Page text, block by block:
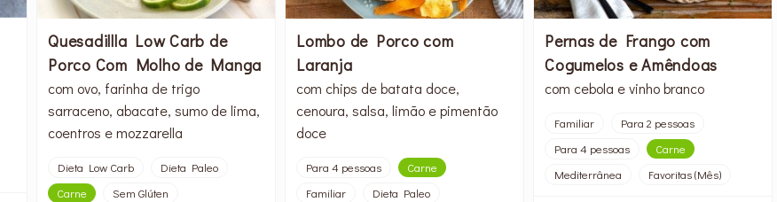
Quesadillla Low Carb de
Porco Com Molho de Manga
com ovo, farinha de trigo
sarraceno, abacate, sumo de lima,
coentros e mozzarella
Dieta Low Carb
Dieta Paleo
Carne
Sem Glúten
Lombo de Porco com
Laranja
com chips de batata doce,
cenoura, salsa, limão e pimentão
doce
Para 4 pessoas
Carne
Familiar
Dieta Paleo
Pernas de Frango com
Cogumelos e Amêndoas
com cebola e vinho branco
Familiar
Para 2 pessoas
Para 4 pessoas
Carne
Mediterrânea
Favoritas (Mês)